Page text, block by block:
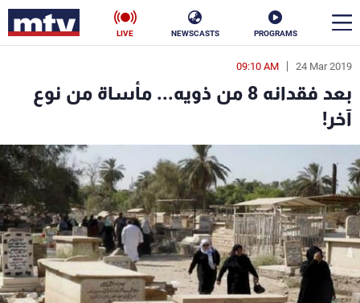
PROGRAMS
NEWSCASTS
LIVE
24 Mar 2019
09:10 AM
بعد فقدانه 8 من ذويه... مأساة من نوع
آخر!
en
الأخبار
سياسة ناس
إقتصاد فن
منوعات رياضة
كأس العالم